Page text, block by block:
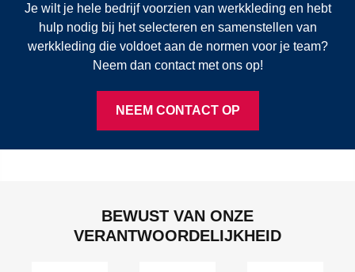
Je wilt je hele bedrijf voorzien van werkkleding en hebt
hulp nodig bij het selecteren en samenstellen van
werkkleding die voldoet aan de normen voor je team?
Neem dan contact met ons op!
NEEM CONTACT OP
BEWUST VAN ONZE
VERANTWOORDELIJKHEID